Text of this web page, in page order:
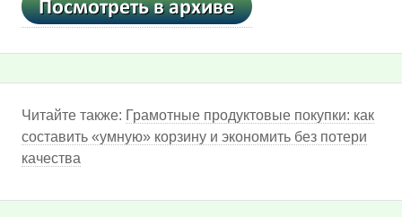
Читайте также: Грамотные продуктовые покупки: как
составить «умную» корзину и экономить без потери
качества